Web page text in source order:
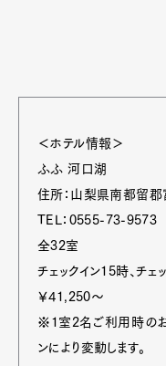
＜ホテル情報＞
ふふ 河口湖
住所：山梨県南都留
TEL：0555-73-9573
全32室
チェックイン15時、チェ
￥41,250〜
※1室2名ご利用時のお
ンにより変動します。